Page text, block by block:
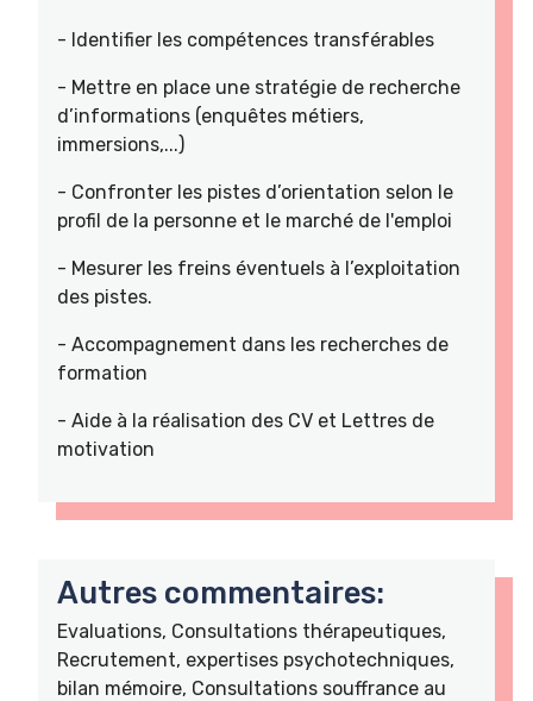
- Identifier les compétences transférables
- Mettre en place une stratégie de recherche
d’informations (enquêtes métiers,
immersions,...)
- Confronter les pistes d’orientation selon le
profil de la personne et le marché de l'emploi
- Mesurer les freins éventuels à l’exploitation
des pistes.
- Accompagnement dans les recherches de
formation
- Aide à la réalisation des CV et Lettres de
motivation
Autres commentaires:
Evaluations, Consultations thérapeutiques,
Recrutement, expertises psychotechniques,
bilan mémoire, Consultations souffrance au